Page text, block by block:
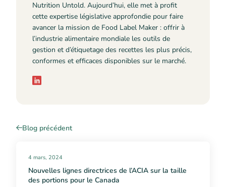
Nutrition Untold. Aujourd’hui, elle met à profit
cette expertise législative approfondie pour faire
avancer la mission de Food Label Maker : offrir à
l’industrie alimentaire mondiale les outils de
gestion et d’étiquetage des recettes les plus précis,
conformes et efficaces disponibles sur le marché.
Blog précédent
4 mars, 2024
Nouvelles lignes directrices de l’ACIA sur la taille
des portions pour le Canada